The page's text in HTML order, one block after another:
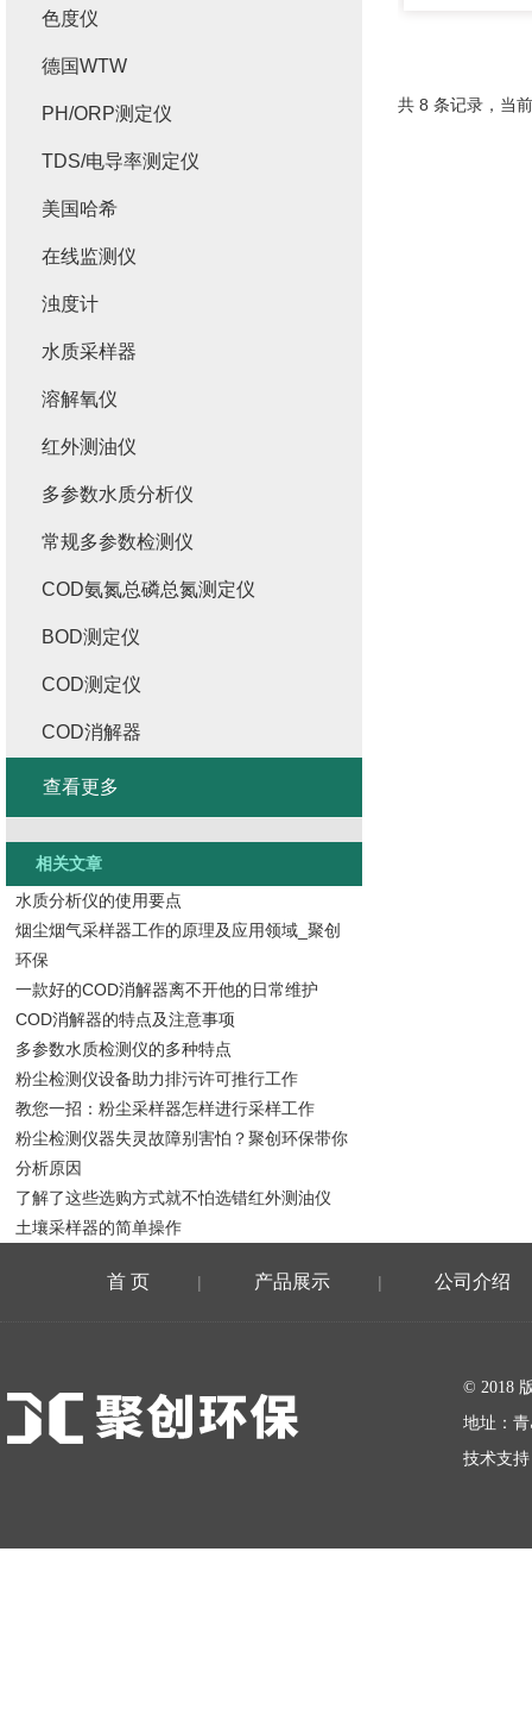
共 8 条记录，当
色度仪
德国WTW
PH/ORP测定仪
TDS/电导率测定仪
美国哈希
在线监测仪
浊度计
水质采样器
溶解氧仪
红外测油仪
多参数水质分析仪
常规多参数检测仪
COD氨氮总磷总氮测定仪
BOD测定仪
COD测定仪
COD消解器
查看更多
相关文章
水质分析仪的使用要点
烟尘烟气采样器工作的原理及应用领域_聚创
环保
一款好的COD消解器离不开他的日常维护
COD消解器的特点及注意事项
多参数水质检测仪的多种特点
粉尘检测仪设备助力排污许可推行工作
教您一招：粉尘采样器怎样进行采样工作
粉尘检测仪器失灵故障别害怕？聚创环保带你
分析原因
了解了这些选购方式就不怕选错红外测油仪
土壤采样器的简单操作
首 页 | 产品展示 | 公司介绍
© 2018
地址：
技术支